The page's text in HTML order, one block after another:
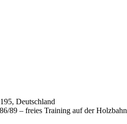
Deutschland
89 – freies Training auf der Holzbahn